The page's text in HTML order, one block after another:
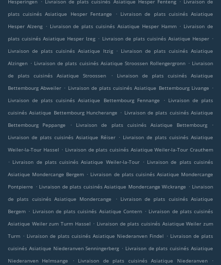
Hesperingen
Livraison de plats cuisinés Asiatique Hesper Fenteng
Livraison de
plats cuisinés Asiatique Hesper Fentange
. Livraison de plats cuisinés Asiatique
Hesper Alzeng . Livraison de plats cuisinés Asiatique Hesper Hamm . Livraison de
plats cuisinés Asiatique Hesper Izeg . Livraison de plats cuisinés Asiatique Hesper .
Livraison de plats cuisinés Asiatique Itzig
. Livraison de plats cuisinés Asiatique
Alzingen . Livraison de plats cuisinés Asiatique Stroossen Rollengergronn . Livraison
de plats cuisinés Asiatique Stroossen
.
Livraison de plats cuisinés Asiatique
Bettembourg Abweiler . Livraison de plats cuisinés Asiatique Bettembourg Livange .
Livraison de plats cuisinés Asiatique Bettembourg Fennange
. Livraison de plats
cuisinés Asiatique Bettembourg Huncherange . Livraison de plats cuisinés Asiatique
Bettembourg Peppange
. Livraison de plats cuisinés Asiatique Bettembourg
.
Livraison de plats cuisinés Asiatique Réiser . Livraison de plats cuisinés Asiatique
Weiler-la-Tour Hassel . Livraison de plats cuisinés Asiatique Weiler-la-Tour Crauthem
. Livraison de plats cuisinés Asiatique Weiler-la-Tour . Livraison de plats cuisinés
Asiatique Mondercange Bergem . Livraison de plats cuisinés Asiatique Mondercange
Pontpierre . Livraison de plats cuisinés Asiatique Mondercange Wickrange . Livraison
de plats cuisinés Asiatique Mondercange
. Livraison de plats cuisinés Asiatique
Bergem . Livraison de plats cuisinés Asiatique Contern . Livraison de plats cuisinés
Asiatique Weiler zum Turm Hassel . Livraison de plats cuisinés Asiatique Weiler zum
Turm . Livraison de plats cuisinés Asiatique Niederanven Findel . Livraison de plats
cuisinés Asiatique Niederanven Senningerberg . Livraison de plats cuisinés Asiatique
Niederanven Helmsange
. Livraison de plats cuisinés Asiatique Niederanven
.